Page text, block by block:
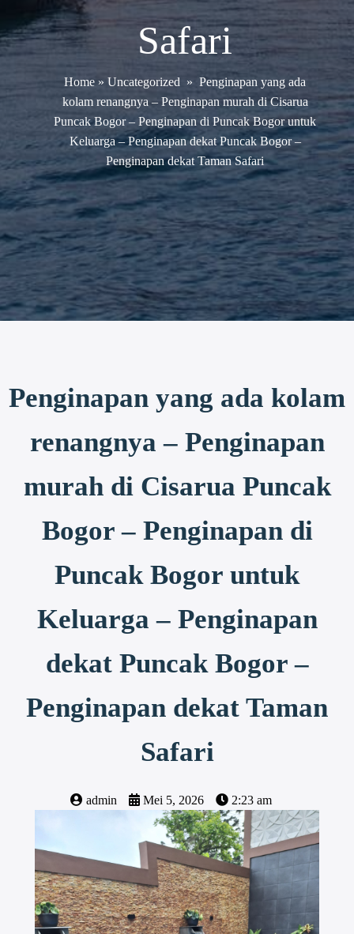
Safari
Home » Uncategorized » Penginapan yang ada
kolam renangnya – Penginapan murah di Cisarua
Puncak Bogor – Penginapan di Puncak Bogor untuk
Keluarga – Penginapan dekat Puncak Bogor –
Penginapan dekat Taman Safari
Penginapan yang ada kolam
renangnya – Penginapan
murah di Cisarua Puncak
Bogor – Penginapan di
Puncak Bogor untuk
Keluarga – Penginapan
dekat Puncak Bogor –
Penginapan dekat Taman
Safari
admin Mei 5, 2026 2:23 am